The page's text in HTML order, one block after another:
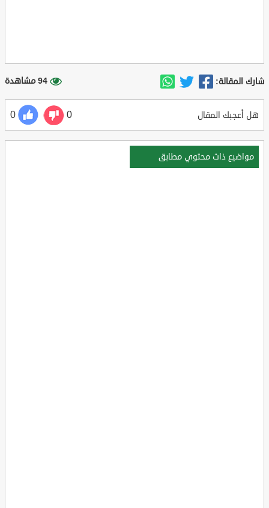
شارك المقالة: 94 مشاهدة
هل أعجبك المقال 0
0
مواضيع ذات محتوي مطابق